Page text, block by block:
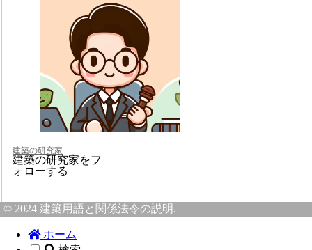
建築の研究家
建築の研究家をフ
ォローする
© 2024 建築用語と関係法令の説明.
ホーム